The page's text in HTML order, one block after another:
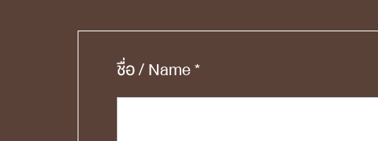
ชื่อ / Name *